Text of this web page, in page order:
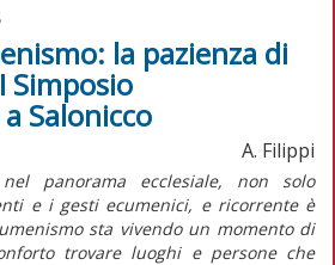
la pazienza di
Simposio
Salonicco
A. Filippi
panorama ecclesiale, non solo
e i gesti ecumenici, e ricorrente è
sta vivendo un momento di
trovare luoghi e persone che